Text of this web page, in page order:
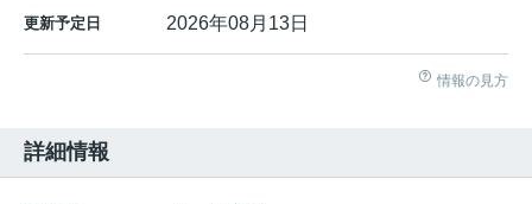
更新予定日 2026年08月13日
情報の見方
詳細情報